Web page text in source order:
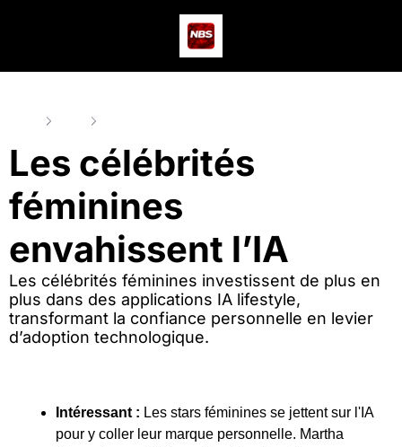
Les célébrités
féminines
envahissent l’IA
Les célébrités féminines investissent de plus en
plus dans des applications IA lifestyle,
transformant la confiance personnelle en levier
d’adoption technologique.
Intéressant : Les stars féminines se jettent sur l'IA
pour y coller leur marque personnelle. Martha